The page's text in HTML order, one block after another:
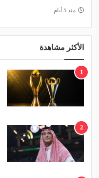
منذ 5 أيام
الأكثر مشاهدة
1
2